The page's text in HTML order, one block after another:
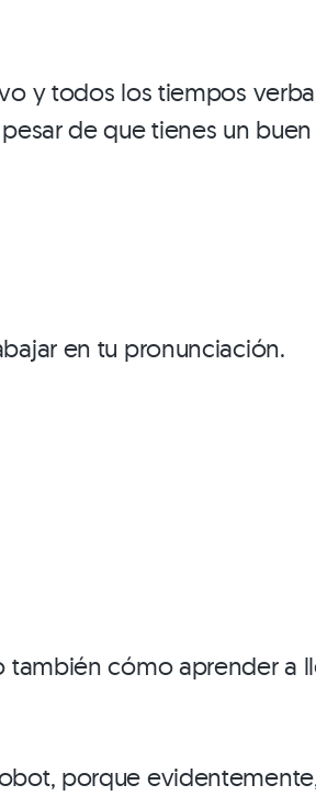
y todos los tiempos
de que tienes un
en tu pronunciación.
cómo aprender a
porque